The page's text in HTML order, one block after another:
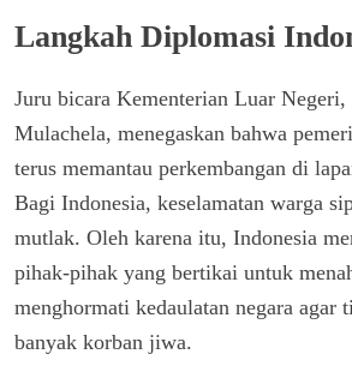
Langkah Diplomasi
Juru bicara Kementerian Luar
Mulachela, menegaskan bahwa
terus memantau perkembangan di
Bagi Indonesia, keselamatan warga
mutlak. Oleh karena itu, Indonesia
pihak-pihak yang bertikai untuk
menghormati kedaulatan negara agar
banyak korban jiwa.